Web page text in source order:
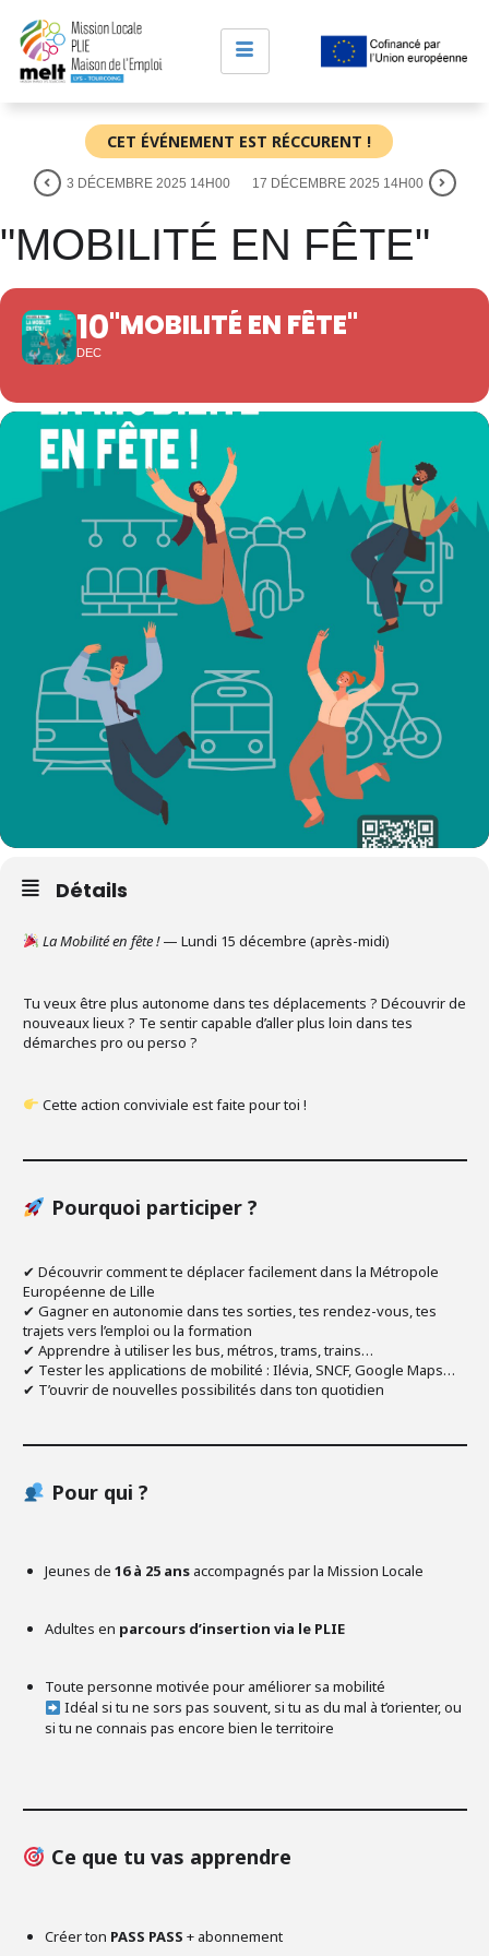
CET ÉVÉNEMENT EST RÉCCURENT !
3 DÉCEMBRE 2025 14H00 17 DÉCEMBRE 2025 14H00
"MOBILITÉ EN FÊTE"
10
DEC
"MOBILITÉ EN FÊTE"
Détails
La Mobilité en fête !— Lundi 15 décembre (après-midi)
Tu veux être plus autonome dans tes déplacements ? Découvrir de
nouveaux lieux ? Te sentir capable d’aller plus loin dans tes
démarches pro ou perso ?
Cette action conviviale est faite pour toi !
Pourquoi participer ?
✔ Découvrir comment te déplacer facilement dans la Métropole
Européenne de Lille
✔ Gagner en autonomie dans tes sorties, tes rendez-vous, tes
trajets vers l’emploi ou la formation
✔ Apprendre à utiliser les bus, métros, trams, trains…
✔ Tester les applications de mobilité : Ilévia, SNCF, Google Maps…
✔ T’ouvrir de nouvelles possibilités dans ton quotidien
Pour qui ?
Jeunes de 16 à 25 ans accompagnés par la Mission Locale
Adultes en parcours d’insertion via le PLIE
Toute personne motivée pour améliorer sa mobilité
Idéal si tu ne sors pas souvent, si tu as du mal à t’orienter, ou
si tu ne connais pas encore bien le territoire
Ce que tu vas apprendre
Créer ton PASS PASS + abonnement